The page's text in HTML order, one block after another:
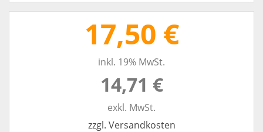
17,50 €
inkl. 19% MwSt.
14,71 €
exkl. MwSt.
zzgl. Versandkosten